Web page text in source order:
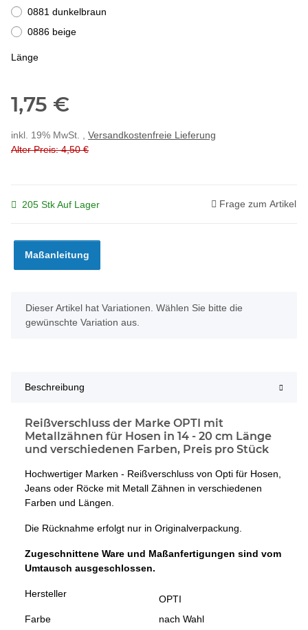
0881 dunkelbraun
0886 beige
Länge
1,75 €
inkl. 19% MwSt. , Versandkostenfreie Lieferung
Alter Preis: 4,50 €
205 Stk Auf Lager Frage zum Artikel
Maßanleitung
x
Dieser Artikel hat Variationen. Wählen Sie bitte die
gewünschte Variation aus.
Beschreibung
Reißverschluss der Marke OPTI mit
Metallzähnen für Hosen in 14 - 20 cm Länge
und verschiedenen Farben, Preis pro Stück
Hochwertiger Marken - Reißverschluss von Opti für Hosen,
Jeans oder Röcke mit Metall Zähnen in verschiedenen
Farben und Längen.
Die Rücknahme erfolgt nur in Originalverpackung.
Zugeschnittene Ware und Maßanfertigungen sind vom
Umtausch ausgeschlossen.
Hersteller
OPTI
Farbe
nach Wahl